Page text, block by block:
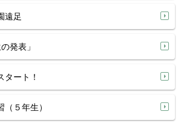
遠足
発表」
タート！
５年生）